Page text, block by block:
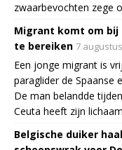
zwaarbevochten zege
Migrant komt om bij
te bereiken 7
Een jonge migrant is
paraglider de Spaanse
De man belandde
Ceuta heeft zijn
Belgische duiker